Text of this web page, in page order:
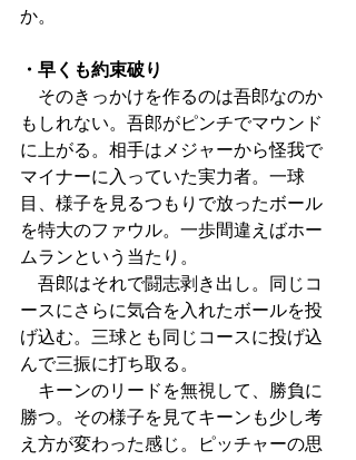
か。
・早くも約束破り
そのきっかけを作るのは吾郎なのか
もしれない。吾郎がピンチでマウンド
に上がる。相手はメジャーから怪我で
マイナーに入っていた実力者。一球
目、様子を見るつもりで放ったボール
を特大のファウル。一歩間違えばホー
ムランという当たり。
吾郎はそれで闘志剥き出し。同じコ
ースにさらに気合を入れたボールを投
げ込む。三球とも同じコースに投げ込
んで三振に打ち取る。
キーンのリードを無視して、勝負に
勝つ。その様子を見てキーンも少し考
え方が変わった感じ。ピッチャーの思